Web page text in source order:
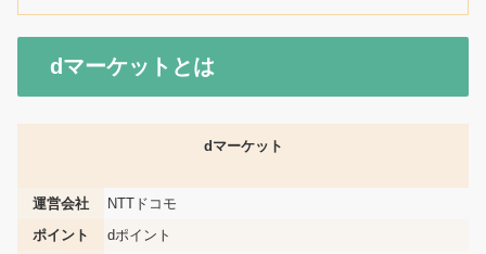
dマーケットとは
dマーケット
運営会社
NTTドコモ
ポイント
dポイント